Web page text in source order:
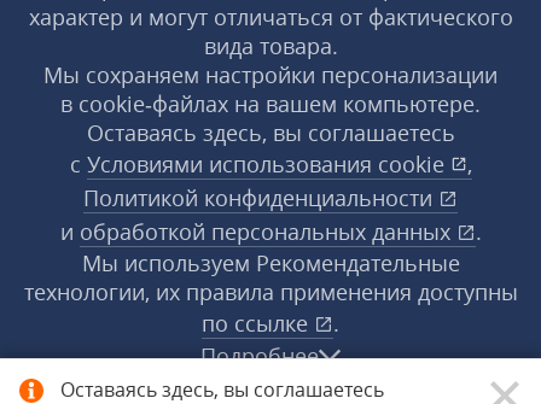
Оставаясь здесь, вы соглашаетесь
характер и могут отличаться от фактического
вида товара.
Мы сохраняем настройки персонализации
в cookie‑файлах на вашем компьютере.
Оставаясь здесь, вы соглашаетесь
с Условиями использования cookie
,
Политикой конфиденциальности
и обработкой персональных данных
.
Мы используем Рекомендательные
технологии, их правила применения доступны
по ссылке
.
Подробнее